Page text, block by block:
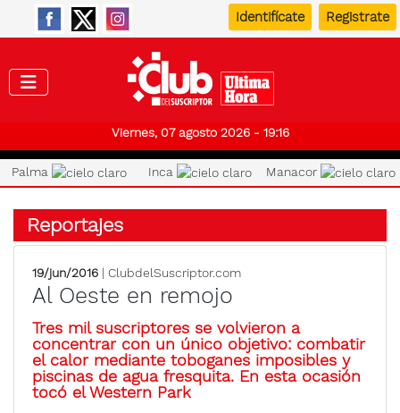
Identifícate Registrate
Viernes, 07 agosto 2026 - 19:16
Palma Inca Manacor
Reportajes
19/jun/2016 | ClubdelSuscriptor.com
Al Oeste en remojo
Tres mil suscriptores se volvieron a
concentrar con un único objetivo: combatir
el calor mediante toboganes imposibles y
piscinas de agua fresquita. En esta ocasión
tocó el Western Park